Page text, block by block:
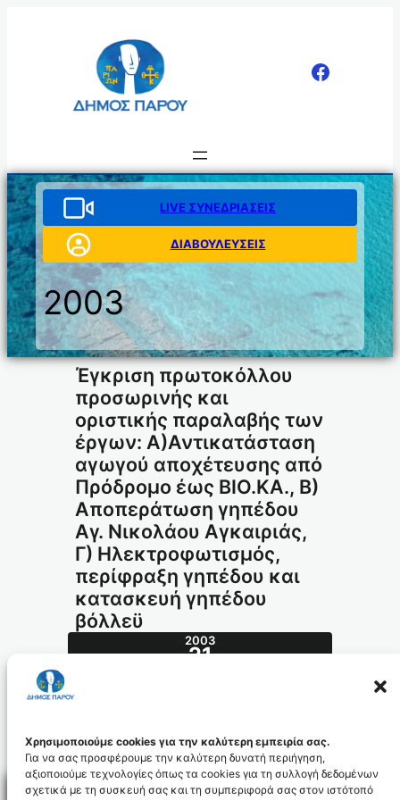
Χρησιμοποιούμε cookies για την καλύτερη εμπειρία σας.
Για να σας προσφέρουμε την καλύτερη δυνατή περιήγηση,
αξιοποιούμε τεχνολογίες όπως τα cookies για τη συλλογή δεδομένων
σχετικά με τη συσκευή σας και τη συμπεριφορά σας στον ιστότοπό
LIVE ΣΥΝΕΔΡΙΑΣΕΙΣ
ΔΙΑΒΟΥΛΕΥΣΕΙΣ
2003
Έγκριση πρωτοκόλλου
προσωρινής και
οριστικής παραλαβής των
έργων: Α)Αντικατάσταση
αγωγού αποχέτευσης από
Πρόδρομο έως ΒΙΟ.ΚΑ., Β)
Αποπεράτωση γηπέδου
Αγ. Νικολάου Αγκαιριάς,
Γ) Ηλεκτροφωτισμός,
περίφραξη γηπέδου και
κατασκευή γηπέδου
βόλλεϋ
2003
21
297.2003_id798